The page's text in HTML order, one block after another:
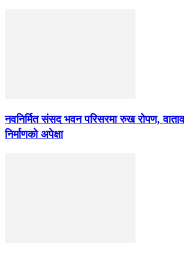
नवनिर्मित संसद भवन परिसरमा रुख रोपण,
निर्माणको अपेक्षा